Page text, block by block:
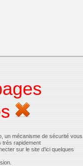
un mécanisme de sécurité vous
très rapidement
sur le site d'ici quelques